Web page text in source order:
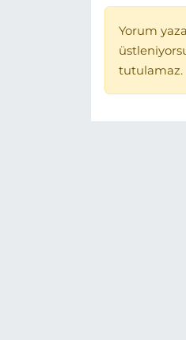
Yorum
tutulamaz.